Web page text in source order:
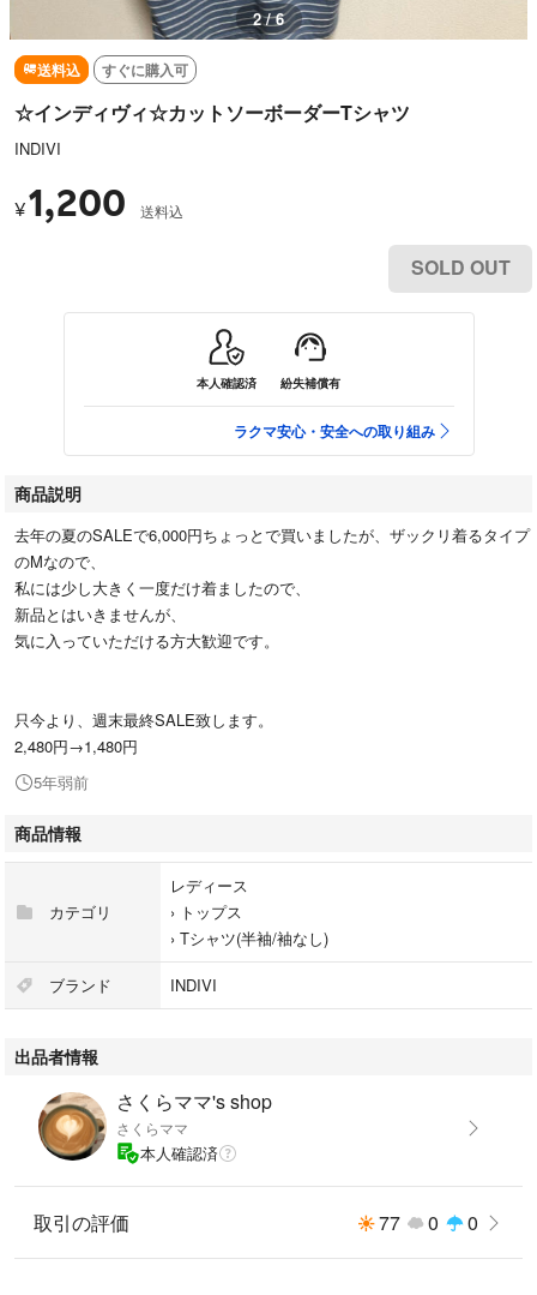
2 / 6
送料込 すぐに購入可
☆インディヴィ☆カットソーボーダーTシャツ
INDIVI
¥1,200 送料込
SOLD OUT
本人確認済 紛失補償有
ラクマ安心・安全への取り組み
商品説明
去年の夏のSALEで6,000円ちょっとで買いましたが、ザックリ着るタイプ
のMなので、
私には少し大きく一度だけ着ましたので、
新品とはいきませんが、
気に入っていただける方大歓迎です。
只今より、週末最終SALE致します。
2,480円→1,480円
5年弱前
商品情報
カテゴリ
レディース
› トップス
› Tシャツ(半袖/袖なし)
ブランド INDIVI
出品者情報
さくらママ's shop
さくらママ
本人確認済
取引の評価 77 0 0